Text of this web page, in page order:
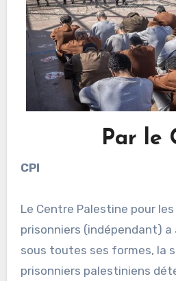
Par le
CPI
Le Centre Palestine pour
prisonniers (indépendant) a
sous toutes ses formes, la
prisonniers palestiniens